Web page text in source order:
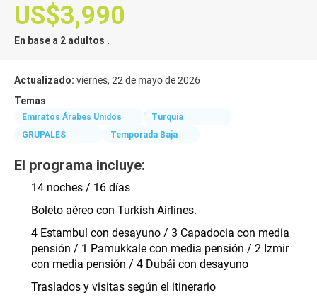
US$3,990
En base a 2 adultos .
Actualizado: viernes, 22 de mayo de 2026
Temas
Emiratos Árabes Unidos
Turquía
GRUPALES
Temporada Baja
El programa incluye:
14 noches / 16 días
Boleto aéreo con Turkish Airlines.
4 Estambul con desayuno / 3 Capadocia con media
pensión / 1 Pamukkale con media pensión / 2 Izmir
con media pensión / 4 Dubái con desayuno
Traslados y visitas según el itinerario